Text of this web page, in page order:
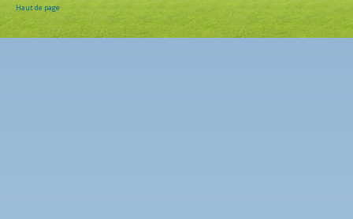
Haut de page